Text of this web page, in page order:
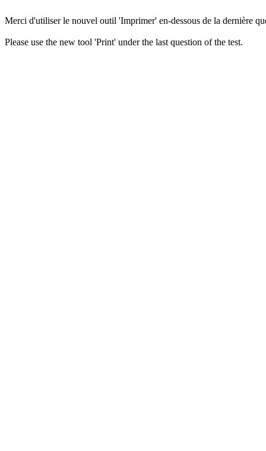
Merci d'utiliser le nouvel outil 'Imprimer' en-dessous de la dernière
Please use the new tool 'Print' under the last question of the test.